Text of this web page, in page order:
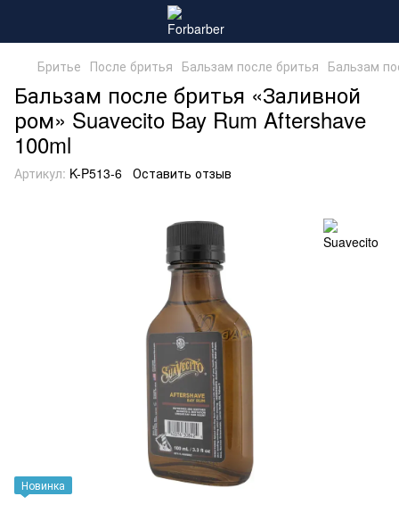
Бритье После бритья Бальзам после бритья Бальзам
Бальзам после бритья «Заливной
ром» Suavecito Bay Rum Aftershave
100ml
Артикул: K-P513-6 Оставить отзыв
Новинка